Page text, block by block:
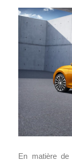
En matière